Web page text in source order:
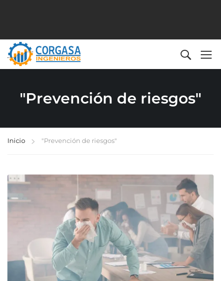
"Prevención de riesgos"
Inicio "Prevención de riesgos"